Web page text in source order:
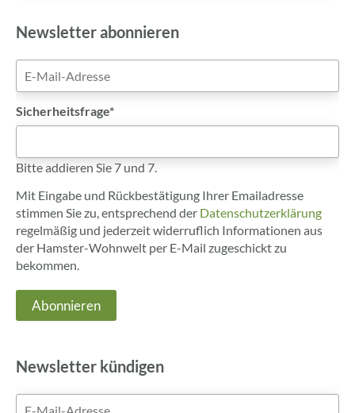
Newsletter abonnieren
Mail-
Adresse
Pflichtfeld
Sicherheitsfrage*
Bitte addieren Sie 7 und 7.
Mit Eingabe und Rückbestätigung Ihrer Emailadresse
stimmen Sie zu, entsprechend der Datenschutzerklärung
regelmäßig und jederzeit widerruflich Informationen aus
der Hamster-Wohnwelt per E-Mail zugeschickt zu
bekommen.
Abonnieren
Newsletter kündigen